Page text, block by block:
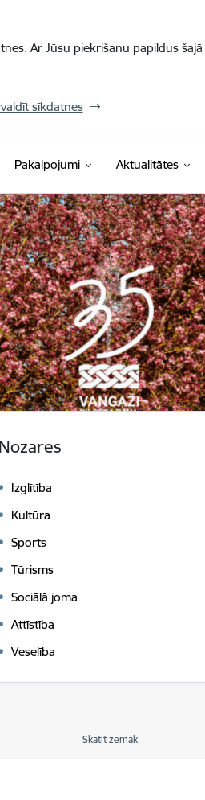
Ar Jūsu piekrišanu papildus
sīkdatnes
Pakalpojumi Aktualitātes
Nozares
Izglītība
Kultūra
Sports
Tūrisms
Sociālā joma
Attīstība
Veselība
Skatīt zemāk